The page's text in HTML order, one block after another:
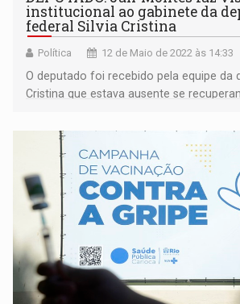
institucional ao gabinete da
federal Silvia Cristina
Política 12 de Maio de 2022 às 14:33
O deputado foi recebido pela equipe da
Cristina que estava ausente se